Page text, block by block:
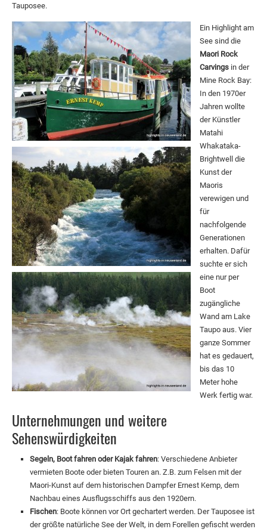
Tauposee.
Ein Highlight am
See sind die
Maori Rock
Carvings in der
Mine Rock Bay:
In den 1970er
Jahren wollte
der Künstler
Matahi
Whakataka-
Brightwell die
Kunst der
Maoris
verewigen und
für
nachfolgende
Generationen
erhalten. Dafür
suchte er sich
eine nur per
Boot
zugängliche
Wand am Lake
Taupo aus. Vier
ganze Sommer
hat es gedauert,
bis das 10
Meter hohe
Werk fertig war.
Unternehmungen und weitere
Sehenswürdigkeiten
Segeln, Boot fahren oder Kajak fahren: Verschiedene Anbieter
vermieten Boote oder bieten Touren an. Z.B. zum Felsen mit der
Maori-Kunst auf dem historischen Dampfer Ernest Kemp, dem
Nachbau eines Ausflugsschiffs aus den 1920ern.
Fischen: Boote können vor Ort gechartert werden. Der Tauposee ist
der größte natürliche See der Welt, in dem Forellen gefischt werden